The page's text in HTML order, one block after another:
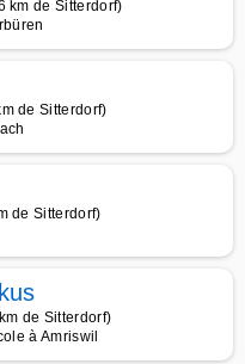
km de Sitterdorf)
de Sitterdorf)
de Sitterdorf)
de Sitterdorf)
à Amriswil